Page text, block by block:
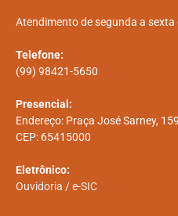
Atendimento de segunda a sexta
Telefone:
(99) 98421-5650
Presencial:
Endereço: Praça José Sarney,
CEP: 65415000
Eletrônico:
Ouvidoria /e-SIC